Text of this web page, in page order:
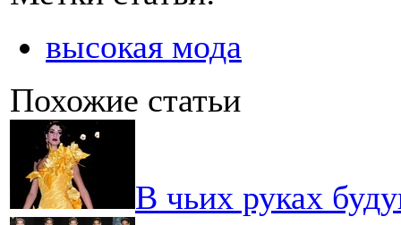
высокая мода
Похожие статьи
В чьих руках